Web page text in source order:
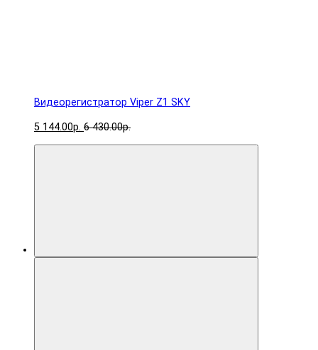
Видеорегистратор Viper Z1 SKY
5 144.00р. 6 430.00р.